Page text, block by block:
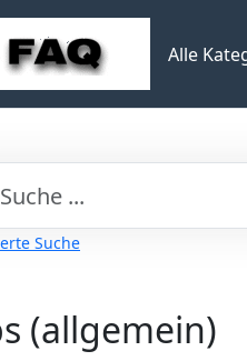
Alle
Suche
(allgemein)